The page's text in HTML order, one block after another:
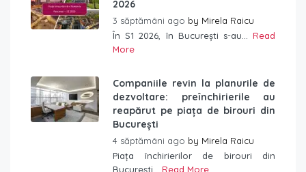
2026
3 săptămâni ago by Mirela Raicu
În S1 2026, în București s-au... Read
More
Companiile revin la planurile de
dezvoltare: preînchirierile au
reapărut pe piața de birouri din
București
4 săptămâni ago by Mirela Raicu
Piața închirierilor de birouri din
București... Read More